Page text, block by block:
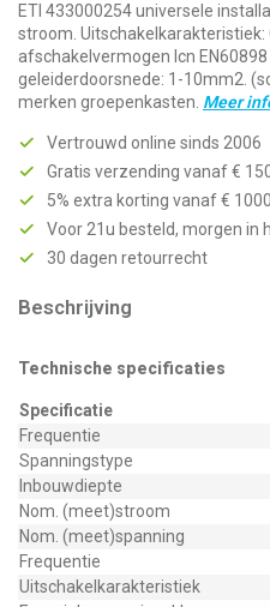
ETI 433000254 universele
stroom. Uitschakelkarakteristiek:
afschakelvermogen Icn
geleiderdoorsnede: 1-10mm2.
merken groepenkasten. Meer
Vertrouwd online sinds 2006
Gratis verzending vanaf €
5% extra korting vanaf € 1000
Voor 21u besteld, morgen in
30 dagen retourrecht
Beschrijving
Technische specificaties
Specificatie
Frequentie
Spanningstype
Inbouwdiepte
Nom. (meet)stroom
Nom. (meet)spanning
Frequentie
Uitschakelkarakteristiek